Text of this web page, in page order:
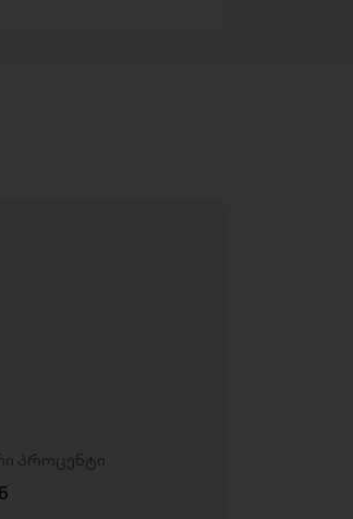
პროცენტი